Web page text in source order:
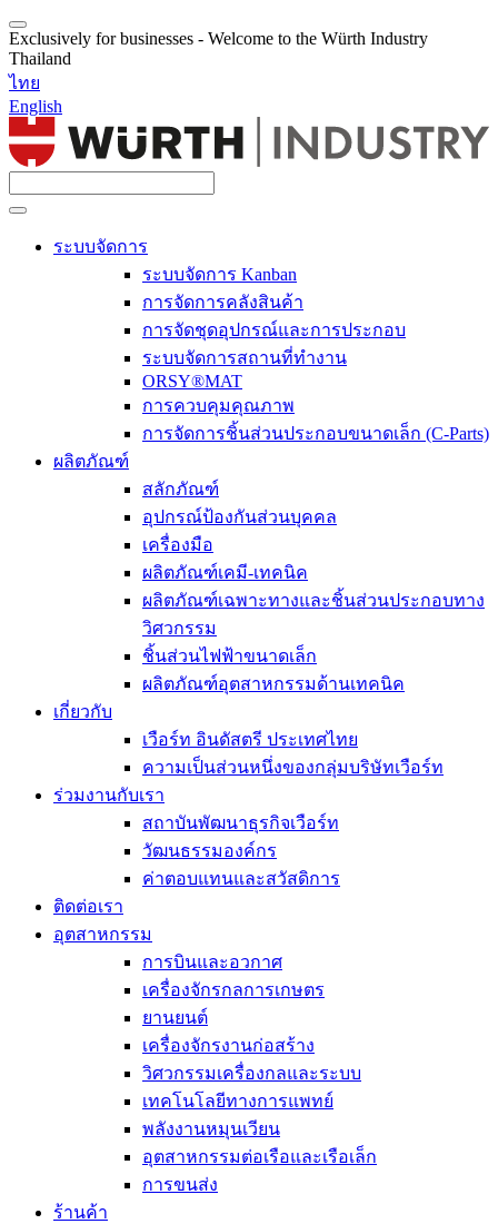
Exclusively for businesses - Welcome to the Würth Industry
Thailand
ไทย
English
ระบบจัดการ
ระบบจัดการ Kanban
การจัดการคลังสินค้า
การจัดชุดอุปกรณ์และการประกอบ
ระบบจัดการสถานที่ทำงาน
ORSY®MAT
การควบคุมคุณภาพ
การจัดการชิ้นส่วนประกอบขนาดเล็ก (C-Parts)
ผลิตภัณฑ์
สลักภัณฑ์
อุปกรณ์ป้องกันส่วนบุคคล
เครื่องมือ
ผลิตภัณฑ์เคมี-เทคนิค
ผลิตภัณฑ์เฉพาะทางและชิ้นส่วนประกอบทาง
วิศวกรรม
ชิ้นส่วนไฟฟ้าขนาดเล็ก
ผลิตภัณฑ์อุตสาหกรรมด้านเทคนิค
เกี่ยวกับ
เวือร์ท อินดัสตรี ประเทศไทย
ความเป็นส่วนหนึ่งของกลุ่มบริษัทเวือร์ท
ร่วมงานกับเรา
สถาบันพัฒนาธุรกิจเวือร์ท
วัฒนธรรมองค์กร
ค่าตอบแทนและสวัสดิการ
ติดต่อเรา
อุตสาหกรรม
การบินและอวกาศ
เครื่องจักรกลการเกษตร
ยานยนต์
เครื่องจักรงานก่อสร้าง
วิศวกรรมเครื่องกลและระบบ
เทคโนโลยีทางการแพทย์
พลังงานหมุนเวียน
อุตสาหกรรมต่อเรือและเรือเล็ก
การขนส่ง
ร้านค้า